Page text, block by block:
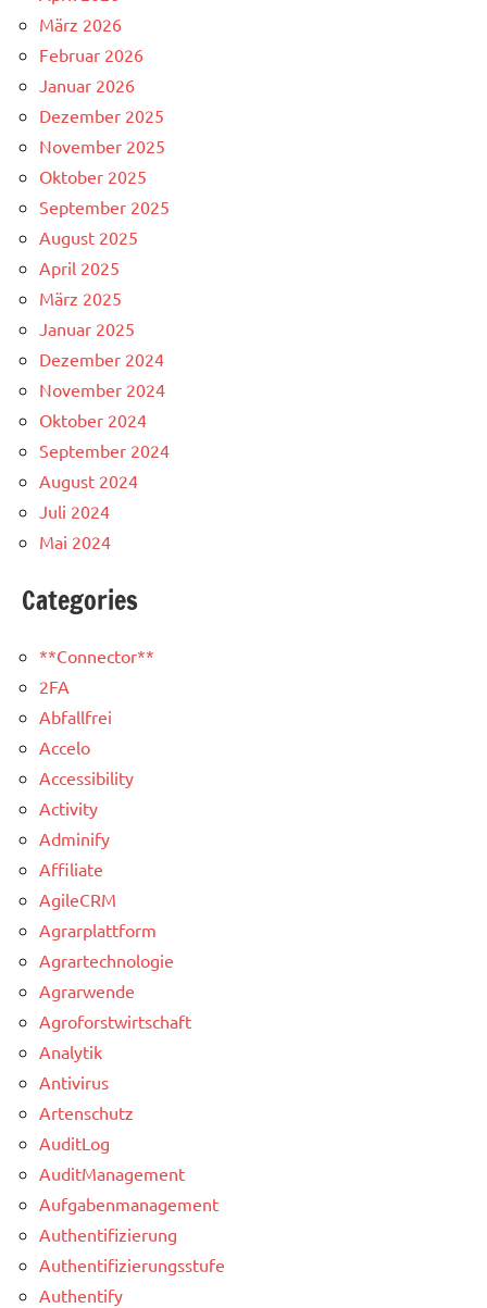
März 2026
Februar 2026
Januar 2026
Dezember 2025
November 2025
Oktober 2025
September 2025
August 2025
April 2025
März 2025
Januar 2025
Dezember 2024
November 2024
Oktober 2024
September 2024
August 2024
Juli 2024
Mai 2024
Categories
**Connector**
2FA
Abfallfrei
Accelo
Accessibility
Activity
Adminify
Affiliate
AgileCRM
Agrarplattform
Agrartechnologie
Agrarwende
Agroforstwirtschaft
Analytik
Antivirus
Artenschutz
AuditLog
AuditManagement
Aufgabenmanagement
Authentifizierung
Authentifizierungsstufe
Authentify